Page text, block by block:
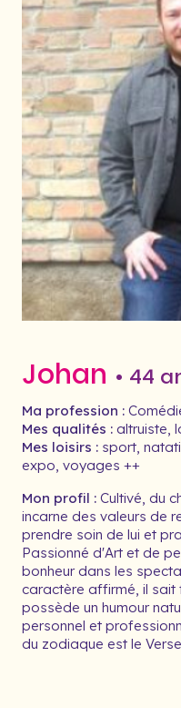
Johan • 44
Ma profession :
Mes qualités : altruiste,
Mes loisirs : sport,
expo, voyages ++
Mon profil : Cultivé, du
incarne des valeurs de
prendre soin de lui et
Passionné d'Art et de
bonheur dans les
caractère affirmé, il
possède un humour
personnel et
du zodiaque est le